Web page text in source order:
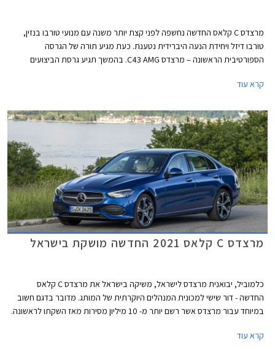
מרצדס C קלאס החדשה נחשפה לפני קצת יותר משנה עם מנועי טורבו בנזין,
טורבו דיזל ויחידת הנעה היברידית נטענת. כעת מגיע תורה של הגרסה
הספורטיבית הראשונה – מרצדס C43 AMG. בהמשך תגיע גרסת הביצועים
קרא עוד
מרצדס C קלאס 2021 החדשה מושקת בישראל
כלמוביל, יבואנית מרצדס לישראל, משיקה בישראל את מרצדס C קלאס
החדשה - דור שישי למכונית המנהלים היוקרתית של המותג. מדובר בדגם חשוב
במיוחד עבור מרצדס אשר רשם יותר מ- 10 מיליון מסירות מאז השקתו לראשונה.
קרא עוד